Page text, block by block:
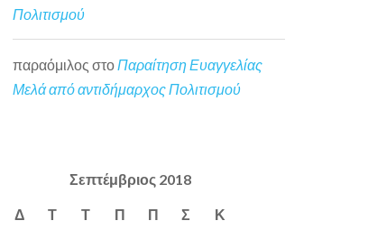
Πολιτισμού
παραόμιλος στο Παραίτηση Ευαγγελίας
Μελά από αντιδήμαρχος Πολιτισμού
Σεπτέμβριος 2018
Δ Τ Τ Π Π Σ Κ